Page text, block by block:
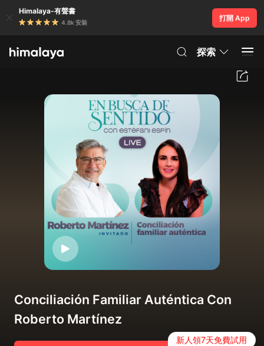
Himalaya-有聲書
4.8k 安裝
打開 App
探索
Conciliación Familiar Auténtica Con
Roberto Martínez
新人領7天免費試用